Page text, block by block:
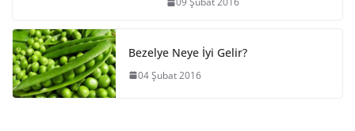
Bezelye Neye İyi Gelir?
04 Şubat 2016